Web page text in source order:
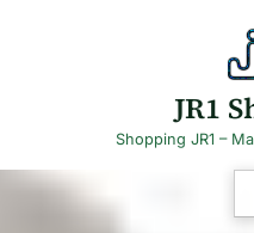
JR1
Shopping JR1 –